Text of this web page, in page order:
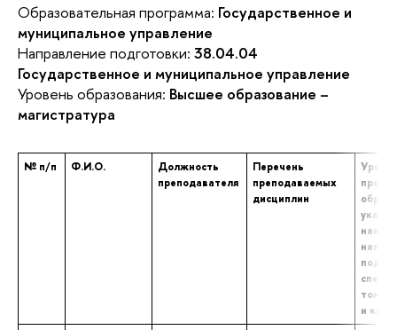
Образовательная программа: Государственное и
муниципальное управление
Направление подготовки: 38.04.04
Государственное и муниципальное управление
Уровень образования: Высшее образование –
магистратура
№ п/п Ф.И.О.
Должность
преподавателя
Перечень
преподаваемых
дисциплин
том
и